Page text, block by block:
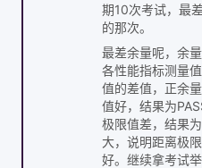
期10次考试，最
的那次。
最差余量呢，余
各性能指标测量
值的差值，正余
值好，结果为
极限值差，结果
大，说明距离极
好。继续拿考试